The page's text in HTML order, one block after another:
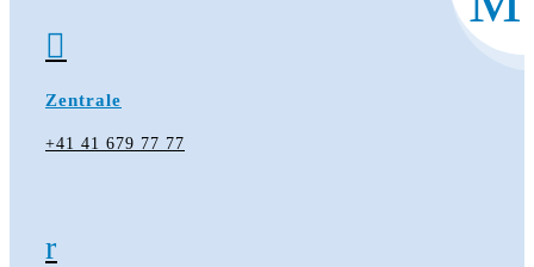

Zentrale
+41 41 679 77 77
r